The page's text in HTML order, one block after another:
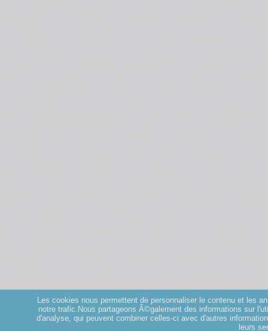
Les cookies nous permettent de personnaliser le contenu et les
notre trafic.Nous partageons Ã©galement des informations sur
d'analyse, qui peuvent combiner celles-ci avec d'autres
leurs